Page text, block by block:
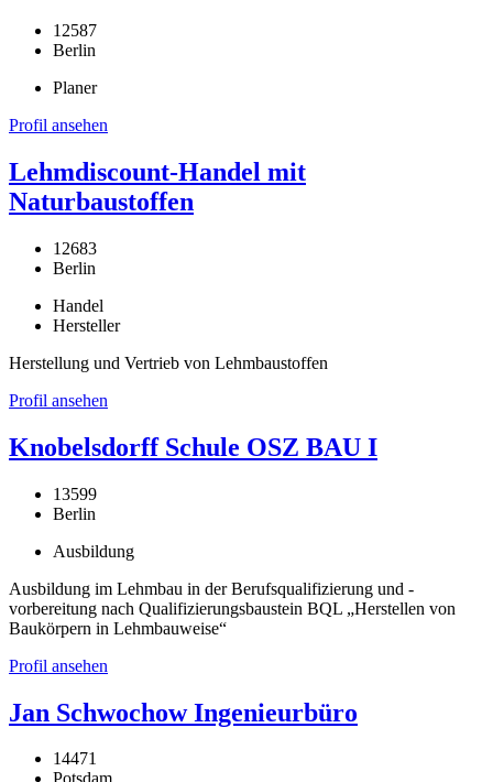
12587
Berlin
Planer
Profil ansehen
Lehmdiscount-Handel mit
Naturbaustoffen
12683
Berlin
Handel
Hersteller
Herstellung und Vertrieb von Lehmbaustoffen
Profil ansehen
Knobelsdorff Schule OSZ BAU I
13599
Berlin
Ausbildung
Ausbildung im Lehmbau in der Berufsqualifizierung und -
vorbereitung nach Qualifizierungsbaustein BQL „Herstellen von
Baukörpern in Lehmbauweise“
Profil ansehen
Jan Schwochow Ingenieurbüro
14471